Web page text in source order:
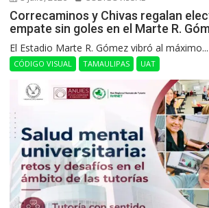
Correcaminos y Chivas regalan
empate sin goles en el Marte R.
El Estadio Marte R. Gómez vibró al máximo...
CÓDIGO VISUAL TAMAULIPAS UAT